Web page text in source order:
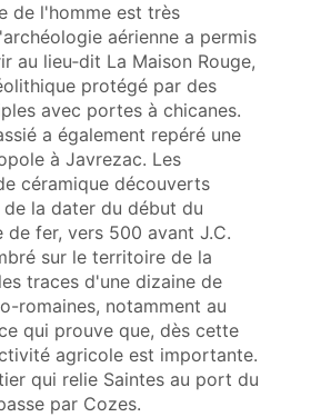
de l'homme est très
aérienne a permis
au lieu‑dit La Maison Rouge,
protégé par des
avec portes à chicanes.
a également repéré une
à Javrezac. Les
céramique découverts
la dater du début du
de fer, vers 500 avant J.C.
sur le territoire de la
traces d'une dizaine de
romaines, notamment au
qui prouve que, dès cette
agricole est importante.
qui relie Saintes au port du
par Cozes.